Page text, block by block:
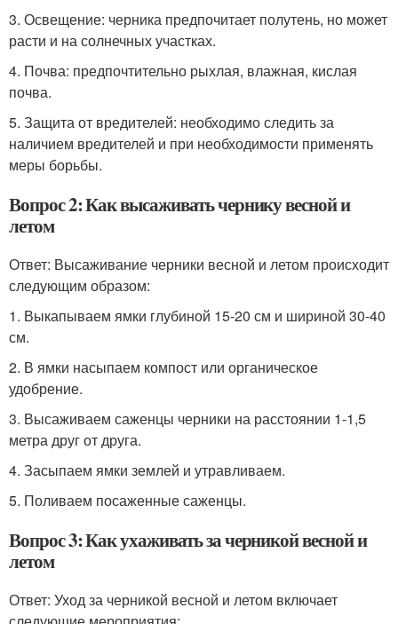
3. Освещение: черника предпочитает полутень, но может
расти и на солнечных участках.
4. Почва: предпочтительно рыхлая, влажная, кислая
почва.
5. Защита от вредителей: необходимо следить за
наличием вредителей и при необходимости применять
меры борьбы.
Вопрос 2: Как высаживать чернику весной и
летом
Ответ: Высаживание черники весной и летом происходит
следующим образом:
1. Выкапываем ямки глубиной 15-20 см и шириной 30-40
см.
2. В ямки насыпаем компост или органическое
удобрение.
3. Высаживаем саженцы черники на расстоянии 1-1,5
метра друг от друга.
4. Засыпаем ямки землей и утравливаем.
5. Поливаем посаженные саженцы.
Вопрос 3: Как ухаживать за черникой весной и
летом
Ответ: Уход за черникой весной и летом включает